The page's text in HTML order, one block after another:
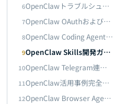
6 OpenClawトラブルシューティング完全ガイド：Doctor診断、再起動修復、よくあるエラー早見表
7 OpenClaw OAuthおよびAPI認証設定完全ガイド：マルチモデルID認証アーキテクチャの実践
8 OpenClaw Coding Agent完全ガイド：AIエージェントワークフローによるソフトウェア開発の自動化
9 OpenClaw Skills開発ガイド：skill.md仕様からカスタムSkill開発ワークフローまで
10 OpenClaw Telegram連携完全ガイド：Bot作成からリモートAIエージェント操作まで
11 OpenClaw活用事例完全ガイド：AIエージェントの真価を理解する10のリアルシナリオ
12 OpenClaw Browser Agent完全ガイド：ウェブ操作からデータ抽出まで